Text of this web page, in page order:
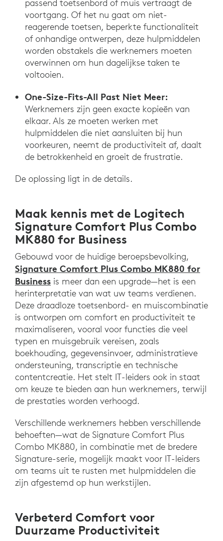
passend toetsenbord of muis vertraagt de
voortgang. Of het nu gaat om niet-
reagerende toetsen, beperkte functionaliteit
of onhandige ontwerpen, deze hulpmiddelen
worden obstakels die werknemers moeten
overwinnen om hun dagelijkse taken te
voltooien.
One-Size-Fits-All Past Niet Meer:
Werknemers zijn geen exacte kopieën van
elkaar. Als ze moeten werken met
hulpmiddelen die niet aansluiten bij hun
voorkeuren, neemt de productiviteit af, daalt
de betrokkenheid en groeit de frustratie.
De oplossing ligt in de details.
Maak kennis met de Logitech
Signature Comfort Plus Combo
MK880 for Business
Gebouwd voor de huidige beroepsbevolking,
Signature Comfort Plus Combo MK880 for
Business is meer dan een upgrade—het is een
herinterpretatie van wat uw teams verdienen.
Deze draadloze toetsenbord- en muiscombinatie
is ontworpen om comfort en productiviteit te
maximaliseren, vooral voor functies die veel
typen en muisgebruik vereisen, zoals
boekhouding, gegevensinvoer, administratieve
ondersteuning, transcriptie en technische
contentcreatie. Het stelt IT-leiders ook in staat
om keuze te bieden aan hun werknemers, terwijl
de prestaties worden verhoogd.
Verschillende werknemers hebben verschillende
behoeften—wat de Signature Comfort Plus
Combo MK880, in combinatie met de bredere
Signature-serie, mogelijk maakt voor IT-leiders
om teams uit te rusten met hulpmiddelen die
zijn afgestemd op hun werkstijlen.
Verbeterd Comfort voor
Duurzame Productiviteit